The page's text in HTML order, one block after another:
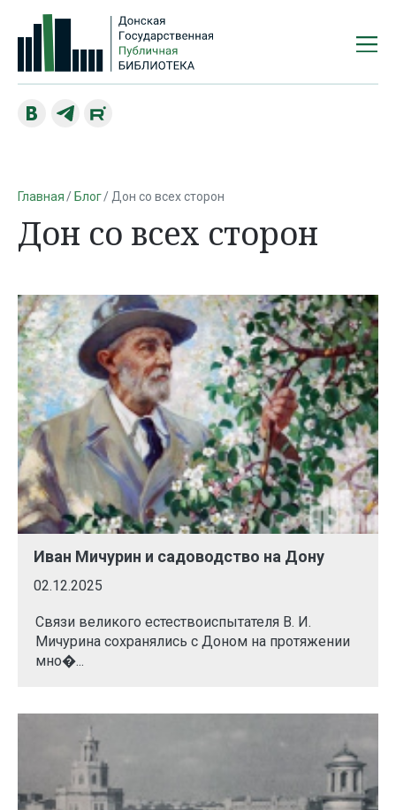
Главная Блог Дон со всех сторон
Дон со всех сторон
Иван Мичурин и садоводство на Дону
02.12.2025
Связи великого естествоиспытателя В. И.
Мичурина сохранялись с Доном на протяжении
мно�...